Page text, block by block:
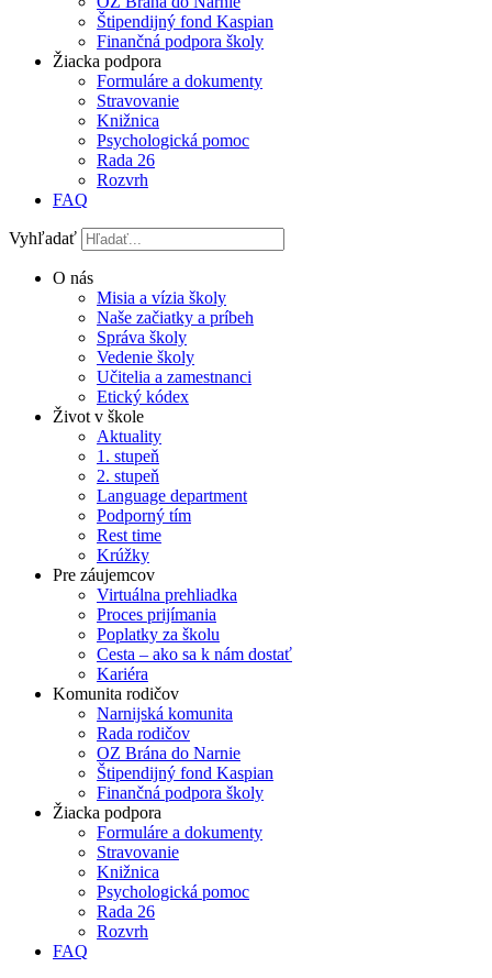
Štipendijný fond Kaspian
Finančná podpora školy
Žiacka podpora
Formuláre a dokumenty
Stravovanie
Knižnica
Psychologická pomoc
Rada 26
Rozvrh
FAQ
Vyhľadať
O nás
Misia a vízia školy
Naše začiatky a príbeh
Správa školy
Vedenie školy
Učitelia a zamestnanci
Etický kódex
Život v škole
Aktuality
1. stupeň
2. stupeň
Language department
Podporný tím
Rest time
Krúžky
Pre záujemcov
Virtuálna prehliadka
Proces prijímania
Poplatky za školu
Cesta – ako sa k nám dostať
Kariéra
Komunita rodičov
Narnijská komunita
Rada rodičov
OZ Brána do Narnie
Štipendijný fond Kaspian
Finančná podpora školy
Žiacka podpora
Formuláre a dokumenty
Stravovanie
Knižnica
Psychologická pomoc
Rada 26
Rozvrh
FAQ